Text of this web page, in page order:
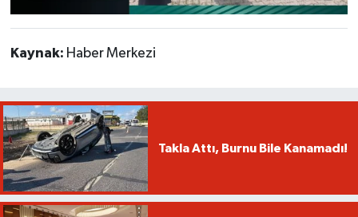
Kaynak: Haber Merkezi
Takla Attı, Burnu Bile Kanamadı!